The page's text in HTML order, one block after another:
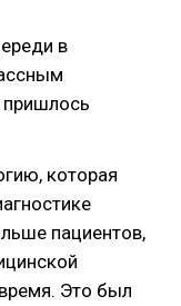
в
пришлось
которая
пациентов,
Это был